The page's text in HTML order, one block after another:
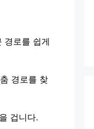
경로를 쉽게
경로를 찾
겁니다.